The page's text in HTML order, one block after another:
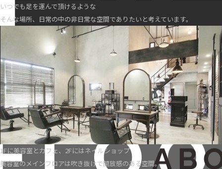
いつでも足を運んで頂けるような
そんな場所、日常の中の非日常な空間でありたいと考えています。
1Fに美容室とカフェ、2Fにはネイルショップ
美容室のメインフロアは吹き抜けで開放感のある空間。